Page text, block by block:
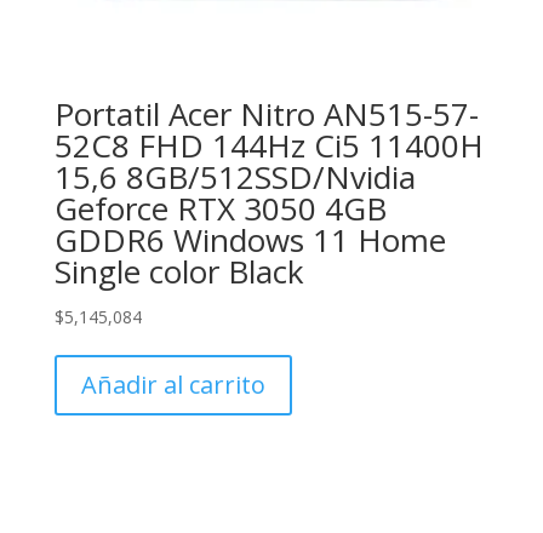
Portatil Acer Nitro AN515-57-
52C8 FHD 144Hz Ci5 11400H
15,6 8GB/512SSD/Nvidia
Geforce RTX 3050 4GB
GDDR6 Windows 11 Home
Single color Black
$5,145,084
Añadir al carrito